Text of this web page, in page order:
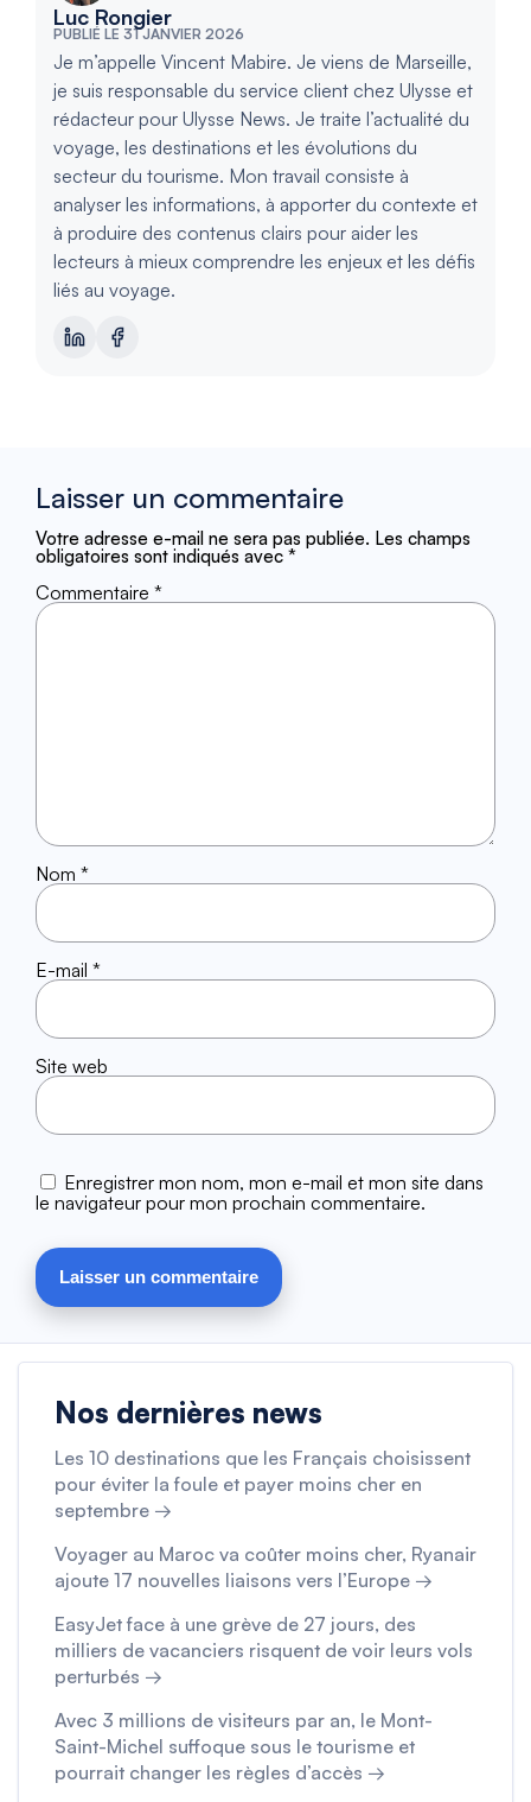
Luc Rongier
PUBLIÉ LE 31 JANVIER 2026
Je m’appelle Vincent Mabire. Je viens de Marseille,
je suis responsable du service client chez Ulysse et
rédacteur pour Ulysse News. Je traite l’actualité du
voyage, les destinations et les évolutions du
secteur du tourisme. Mon travail consiste à
analyser les informations, à apporter du contexte et
à produire des contenus clairs pour aider les
lecteurs à mieux comprendre les enjeux et les défis
liés au voyage.
Laisser un commentaire
Votre adresse e-mail ne sera pas publiée. Les champs
obligatoires sont indiqués avec *
Commentaire *
Nom *
E-mail *
Site web
Enregistrer mon nom, mon e-mail et mon site dans
le navigateur pour mon prochain commentaire.
Nos dernières news
Les 10 destinations que les Français choisissent
pour éviter la foule et payer moins cher en
septembre →
Voyager au Maroc va coûter moins cher, Ryanair
ajoute 17 nouvelles liaisons vers l’Europe →
EasyJet face à une grève de 27 jours, des
milliers de vacanciers risquent de voir leurs vols
perturbés →
Avec 3 millions de visiteurs par an, le Mont-
Saint-Michel suffoque sous le tourisme et
pourrait changer les règles d’accès →